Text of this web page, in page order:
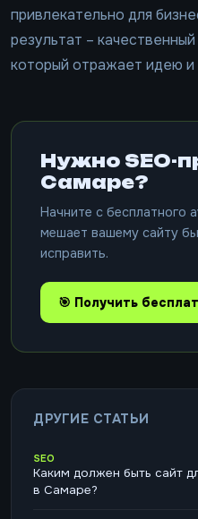
привлекательно для
результат –
который отражает идею и
Нужно SEO-
Самаре?
Начните с бесплатного
мешает вашему сайту
исправить.
🎯 Получить
ДРУГИЕ СТАТЬИ
SEO
Каким должен быть сайт
в Самаре?